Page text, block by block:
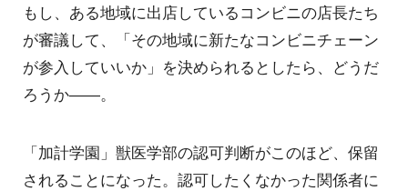
もし、ある地域に出店しているコンビニの店長たち
が審議して、「その地域に新たなコンビニチェーン
が参入していいか」を決められるとしたら、どうだ
ろうか――。
「加計学園」獣医学部の認可判断がこのほど、保留
されることになった。認可したくなかった関係者に